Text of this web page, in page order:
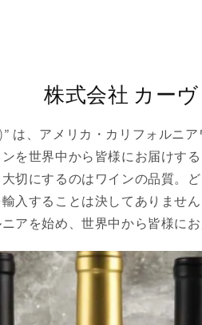
株式会社 カーヴ
は、アメリカ・カリフォルニ
を世界中から皆様にお届けす
切にするのはワインの品質。
入することは決してありませ
アを始め、世界中から皆様にお